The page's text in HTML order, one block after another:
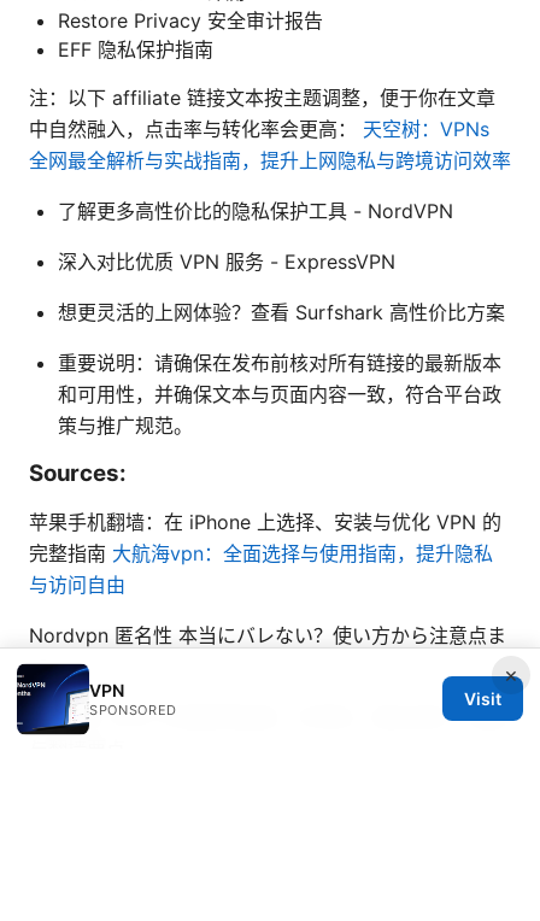
Restore Privacy 安全审计报告
EFF 隐私保护指南
注：以下 affiliate 链接文本按主题调整，便于你在文章
中自然融入，点击率与转化率会更高： 天空树：VPNs
全网最全解析与实战指南，提升上网隐私与跨境访问效率
了解更多高性价比的隐私保护工具 - NordVPN
深入对比优质 VPN 服务 - ExpressVPN
想更灵活的上网体验？查看 Surfshark 高性价比方案
重要说明：请确保在发布前核对所有链接的最新版本
和可用性，并确保文本与页面内容一致，符合平台政
策与推广规范。
Sources:
苹果手机翻墙：在 iPhone 上选择、安装与优化 VPN 的
完整指南 大航海vpn：全面选择与使用指南，提升隐私
与访问自由
Nordvpn 匿名性 本当にバレない？使い方から注意点ま
で
Mullvad china 中国使用指南：可用性、隐私保护、速度
×
VPN
SPONSORED
Visit